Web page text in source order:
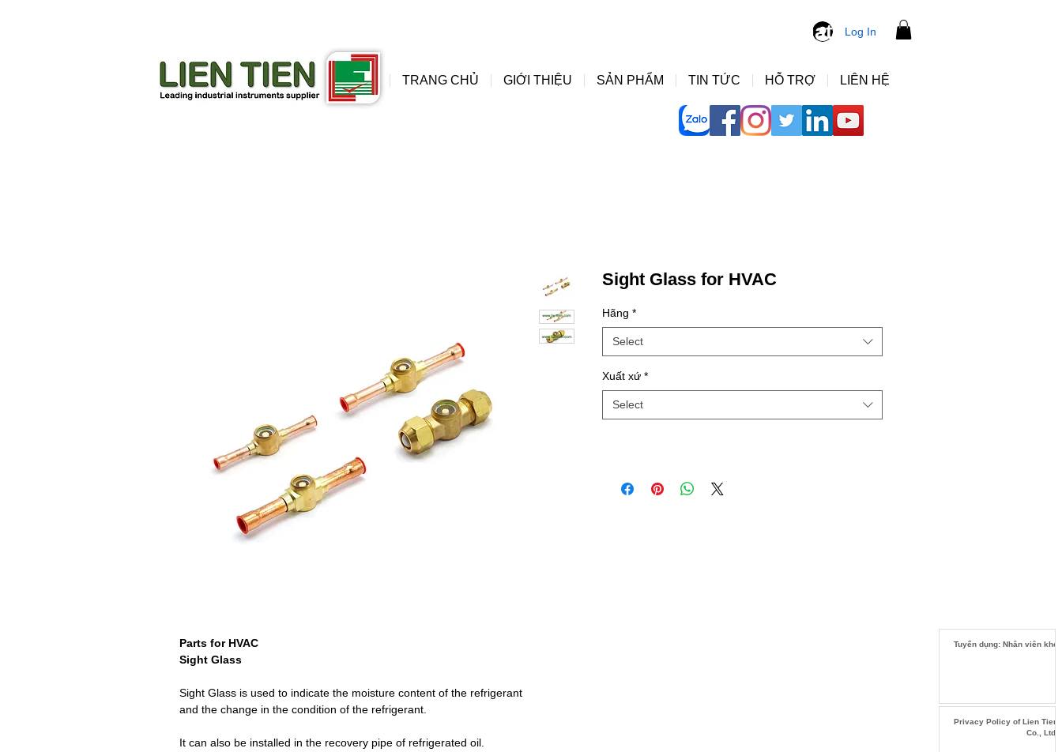
Log In
đồng hồ áp suất wise, dong ho ap suat
TRANG CHỦ GIỚI THIỆU SẢN PHẨM TIN TỨC HỖ TRỢ LIÊN HỆ
Tuyển dụng: Nhân viên kho
Privacy Policy of Lien Tien
Co., Ltd.
Parts for HVAC
Sight Glass
Sight Glass is used to indicate the moisture content of the refrigerant
and the change in the condition of the refrigerant.
It can also be installed in the recovery pipe of refrigerated oil.
Sight Glass for HVAC
Hãng *
Select
Xuất xứ *
Select